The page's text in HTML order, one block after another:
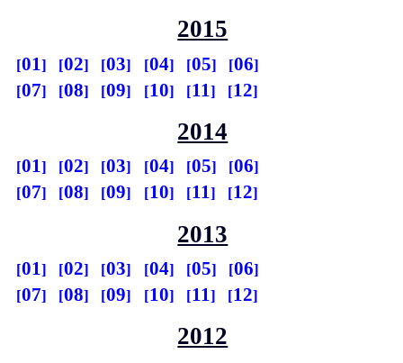
2015
01 02 03 04 05
06
07
08 09 10 11 12
2014
01 02 03 04 05
06
07
08 09 10 11 12
2013
01 02 03 04 05
06
07
08 09 10 11 12
2012